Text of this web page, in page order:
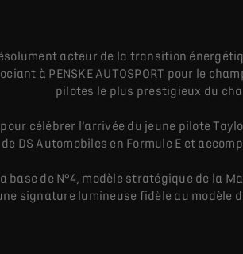
acteur de la transition
à PENSKE AUTOSPORT pour le
pilotes le plus prestigieux du
célébrer l’arrivée du jeune pilote
de DS Automobiles en Formule E et
base de N°4, modèle stratégique de la
signature lumineuse fidèle au modèle